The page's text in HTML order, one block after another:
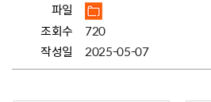
파일
조회수
720
작성일
2025-05-07